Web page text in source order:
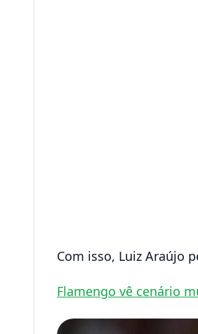
Com isso, Luiz Araújo
Flamengo vê cenário